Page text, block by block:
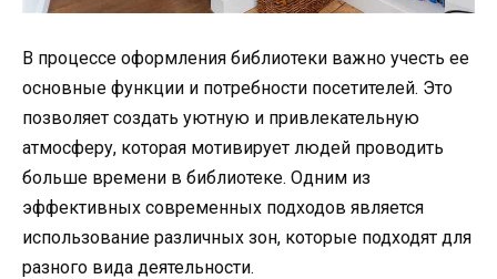
В процессе оформления библиотеки важно учесть ее
основные функции и потребности посетителей. Это
позволяет создать уютную и привлекательную
атмосферу, которая мотивирует людей проводить
больше времени в библиотеке. Одним из
эффективных современных подходов является
использование различных зон, которые подходят для
разного вида деятельности.